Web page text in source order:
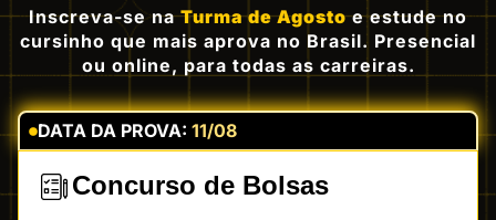
Inscreva-se naTurma de Agostoe estude no
cursinho que mais aprova no Brasil. Presencial
ou online, para todas as carreiras.
DATA DA PROVA: 11/08
Concurso de Bolsas